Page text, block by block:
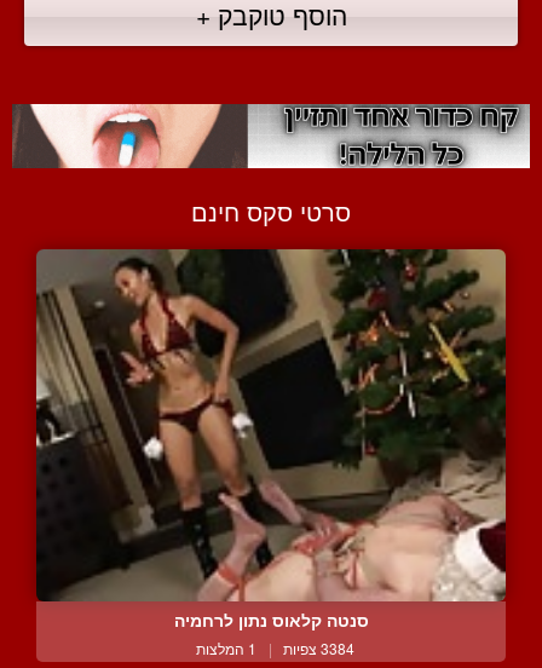
הוסף טוקבק +
סרטי סקס חינם
סנטה קלאוס נתון לרחמיה
3384 צפיות | 1 המלצות